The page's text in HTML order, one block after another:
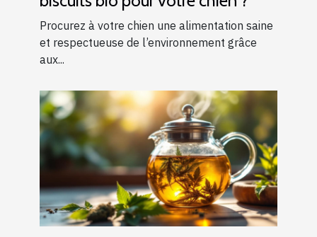
Procurez à votre chien une alimentation saine
et respectueuse de l’environnement grâce
aux...